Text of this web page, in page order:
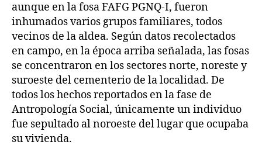
aunque en la fosa FAFG PGNQ-I, fueron
inhumados varios grupos familiares, todos
vecinos de la aldea. Según datos recolectados
en campo, en la época arriba señalada, las fosas
se concentraron en los sectores norte, noreste y
suroeste del cementerio de la localidad. De
todos los hechos reportados en la fase de
Antropología Social, únicamente un individuo
fue sepultado al noroeste del lugar que ocupaba
su vivienda.